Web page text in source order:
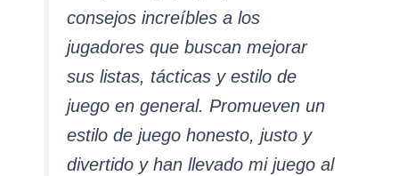
consejos increíbles a los
jugadores que buscan mejorar
sus listas, tácticas y estilo de
juego en general. Promueven un
estilo de juego honesto, justo y
divertido y han llevado mi juego al